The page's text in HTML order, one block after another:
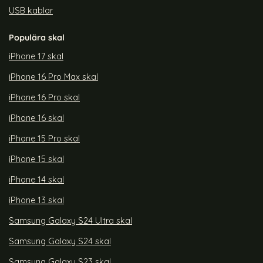
USB kablar
Populära skal
iPhone 17 skal
iPhone 16 Pro Max skal
iPhone 16 Pro skal
iPhone 16 skal
iPhone 15 Pro skal
iPhone 15 skal
iPhone 14 skal
iPhone 13 skal
Samsung Galaxy S24 Ultra skal
Samsung Galaxy S24 skal